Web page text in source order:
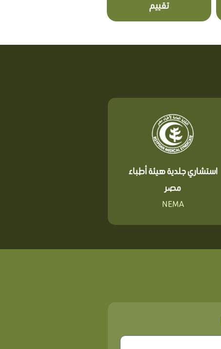
تقييم
استشاري جلدية هيئة أطباء
مصر
NEMA